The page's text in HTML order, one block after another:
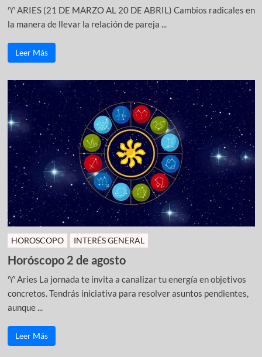
♈ ARIES (21 DE MARZO AL 20 DE ABRIL) Cambios radicales en
la manera de llevar la relación de pareja ...
Leer Más
HOROSCOPO INTERÉS GENERAL
Horóscopo 2 de agosto
♈ Aries La jornada te invita a canalizar tu energía en objetivos
concretos. Tendrás iniciativa para resolver asuntos pendientes,
aunque ...
Leer Más